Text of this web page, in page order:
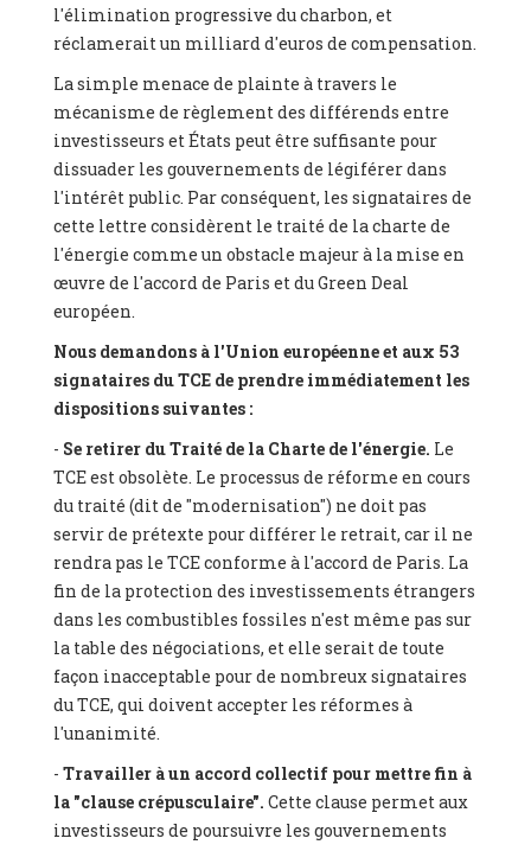
l'élimination progressive du charbon, et
réclamerait un milliard d'euros de compensation.
La simple menace de plainte à travers le
mécanisme de règlement des différends entre
investisseurs et États peut être suffisante pour
dissuader les gouvernements de légiférer dans
l'intérêt public. Par conséquent, les signataires de
cette lettre considèrent le traité de la charte de
l'énergie comme un obstacle majeur à la mise en
œuvre de l'accord de Paris et du Green Deal
européen.
Nous demandons à l'Union européenne et aux 53
signataires du TCE de prendre immédiatement les
dispositions suivantes :
- Se retirer du Traité de la Charte de l'énergie. Le
TCE est obsolète. Le processus de réforme en cours
du traité (dit de "modernisation") ne doit pas
servir de prétexte pour différer le retrait, car il ne
rendra pas le TCE conforme à l'accord de Paris. La
fin de la protection des investissements étrangers
dans les combustibles fossiles n'est même pas sur
la table des négociations, et elle serait de toute
façon inacceptable pour de nombreux signataires
du TCE, qui doivent accepter les réformes à
l'unanimité.
- Travailler à un accord collectif pour mettre fin à
la "clause crépusculaire". Cette clause permet aux
investisseurs de poursuivre les gouvernements